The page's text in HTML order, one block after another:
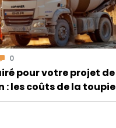
0
pour votre projet de
les coûts de la toupie
2024